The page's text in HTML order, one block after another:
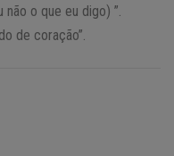
o que eu digo) ”.
de coração”.